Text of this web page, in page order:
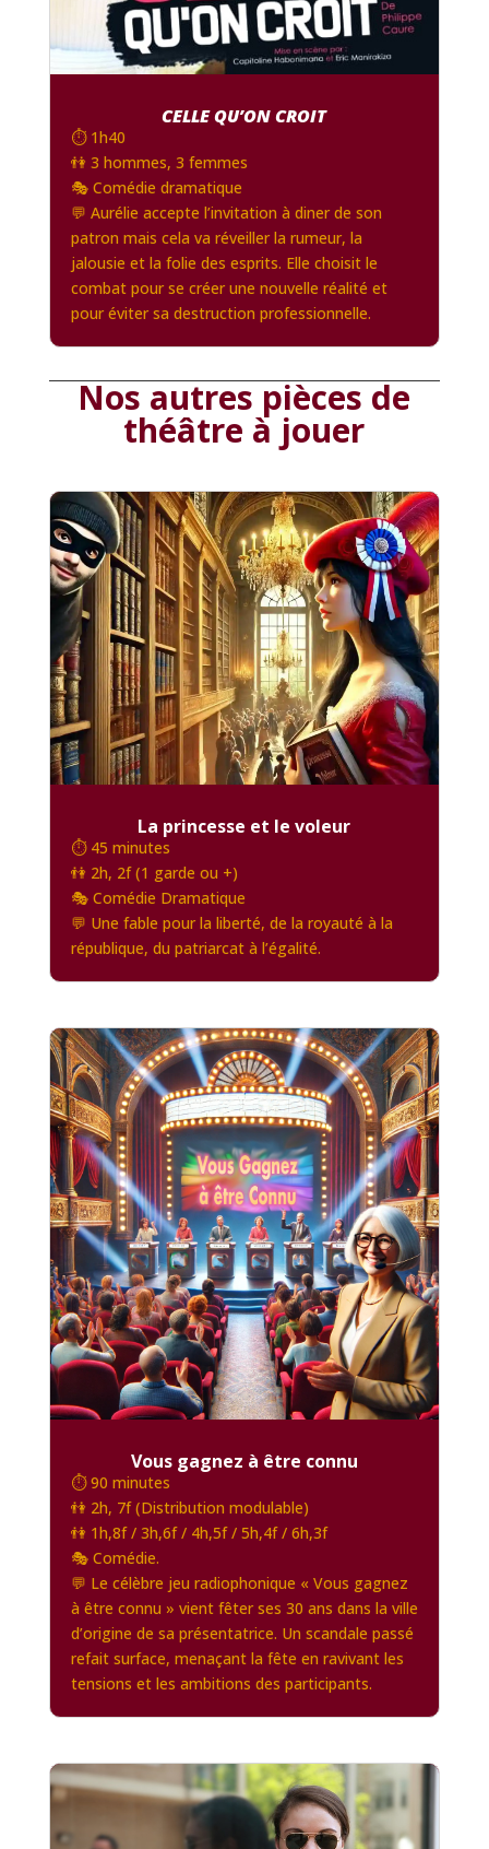
CELLE QU’ON CROIT
⏱️ 1h40
👫 3 hommes, 3 femmes
🎭 Comédie dramatique
💬 Aurélie accepte l’invitation à diner de son
patron mais cela va réveiller la rumeur, la
jalousie et la folie des esprits. Elle choisit le
combat pour se créer une nouvelle réalité et
pour éviter sa destruction professionnelle.
Nos autres pièces de
théâtre à jouer
La princesse et le voleur
⏱️ 45 minutes
👫 2h, 2f (1 garde ou +)
🎭 Comédie Dramatique
💬 Une fable pour la liberté, de la royauté à la
république, du patriarcat à l’égalité.
Vous gagnez à être connu
⏱️ 90 minutes
👫 2h, 7f (Distribution modulable)
👫 1h,8f / 3h,6f / 4h,5f / 5h,4f / 6h,3f
🎭 Comédie.
💬 Le célèbre jeu radiophonique « Vous gagnez
à être connu » vient fêter ses 30 ans dans la ville
d’origine de sa présentatrice. Un scandale passé
refait surface, menaçant la fête en ravivant les
tensions et les ambitions des participants.